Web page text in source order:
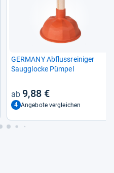
GER­MANY Abfluss­rei­ni­ger
Saug­glo­cke Püm­pel
9,88 €
4 Angebote vergleichen